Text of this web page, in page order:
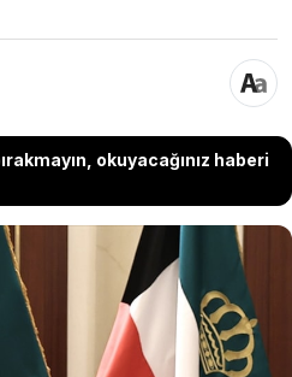
okuyacağınız haberi
Meşal el-Cabir el-Ahmed
milletvekili seçimlerinin